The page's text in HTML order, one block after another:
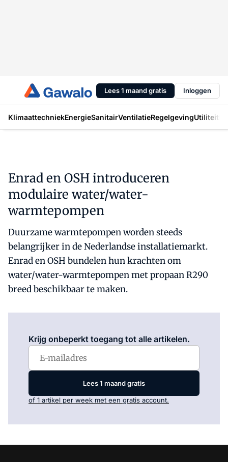
Lees 1 maand gratis Inloggen
KlimaattechniekEnergieSanitairVentilatieRegelgevingUtiliteit
Enrad en OSH introduceren
modulaire water/water-
warmtepompen
Duurzame warmtepompen worden steeds
belangrijker in de Nederlandse installatiemarkt.
Enrad en OSH bundelen hun krachten om
water/water-warmtepompen met propaan R290
breed beschikbaar te maken.
Krijg onbeperkt toegang tot alle artikelen.
Lees 1 maand gratis
of 1 artikel per week met een gratis account.